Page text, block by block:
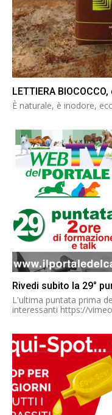
LETTIERA
È naturale, è inodore,
Rivedi subito la 29°
L'ultima puntata prima